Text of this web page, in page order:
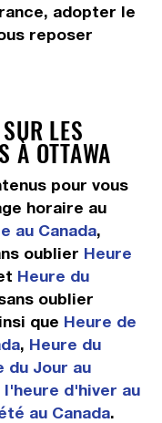
adopter le
reposer
LES
À OTTAWA
pour vous
horaire au
au Canada,
oublier Heure
Heure du
oublier
que Heure de
, Heure du
du Jour au
l'heure d'hiver au
au Canada.